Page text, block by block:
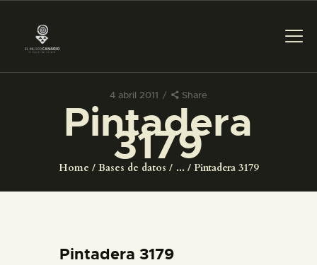
4 abril 2011 Share
Pintadera
3179
Home Bases de datos ... Pintadera 3179
PREPARAR LA VISITA
ACTIVIDADES
EL MUSEO
Pintadera 3179